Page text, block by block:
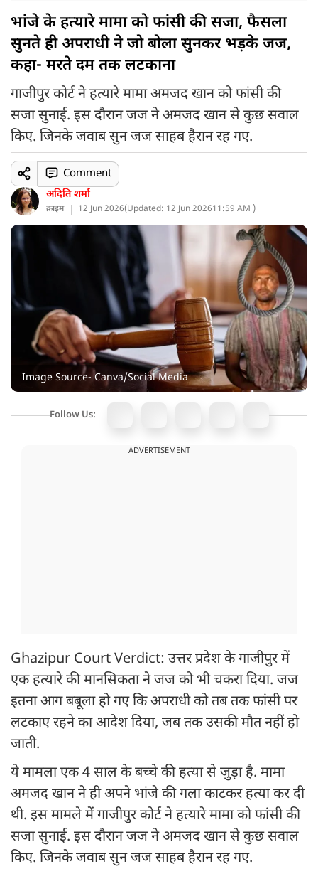
भांजे के हत्यारे मामा को फांसी की सजा, फैसला
सुनते ही अपराधी ने जो बोला सुनकर भड़के जज,
कहा- मरते दम तक लटकाना
गाजीपुर कोर्ट ने हत्यारे मामा अमजद खान को फांसी की
सजा सुनाई. इस दौरान जज ने अमजद खान से कुछ सवाल
किए. जिनके जवाब सुन जज साहब हैरान रह गए.
अदिति शर्मा
क्राइम 12 Jun 2026(Updated: 12 Jun 202611:59 AM )
Comment
Image Source- Canva/Social Media
Follow Us:
ADVERTISEMENT
Ghazipur Court Verdict: उत्तर प्रदेश के गाजीपुर में
एक हत्यारे की मानसिकता ने जज को भी चकरा दिया. जज
इतना आग बबूला हो गए कि अपराधी को तब तक फांसी पर
लटकाए रहने का आदेश दिया, जब तक उसकी मौत नहीं हो
जाती.
ये मामला एक 4 साल के बच्चे की हत्या से जुड़ा है. मामा
अमजद खान ने ही अपने भांजे की गला काटकर हत्या कर दी
थी. इस मामले में गाजीपुर कोर्ट ने हत्यारे मामा को फांसी की
सजा सुनाई. इस दौरान जज ने अमजद खान से कुछ सवाल
किए. जिनके जवाब सुन जज साहब हैरान रह गए.